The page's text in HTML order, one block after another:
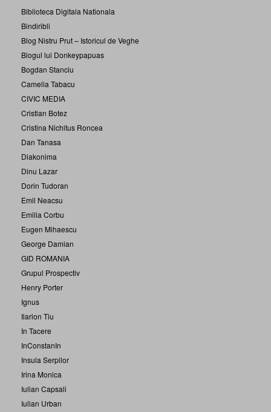
Biblioteca Digitala Nationala
Bindiribli
Blog Nistru Prut – Istoricul de Veghe
Blogul lui Donkeypapuas
Bogdan Stanciu
Camelia Tabacu
CIVIC MEDIA
Cristian Botez
Cristina Nichitus Roncea
Dan Tanasa
Diakonima
Dinu Lazar
Dorin Tudoran
Emil Neacsu
Emilia Corbu
Eugen Mihaescu
George Damian
GID ROMANIA
Grupul Prospectiv
Henry Porter
Ignus
Ilarion Tiu
In Tacere
InConstanIn
Insula Serpilor
Irina Monica
Iulian Capsali
Iulian Urban